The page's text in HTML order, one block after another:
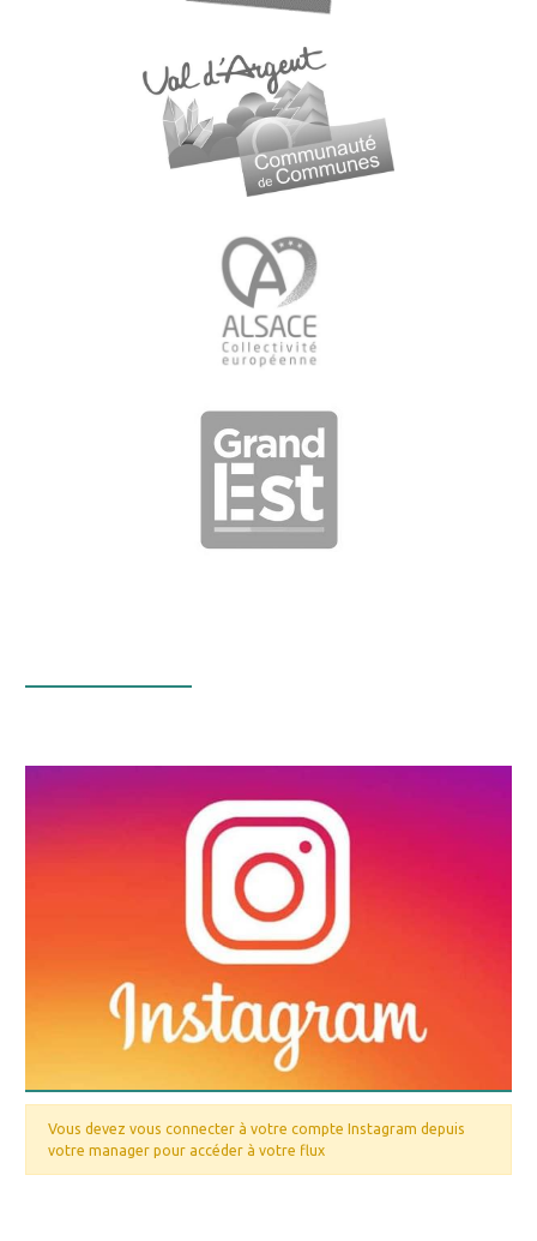
Vous devez vous connecter à votre compte Instagram depuis
votre manager pour accéder à votre flux